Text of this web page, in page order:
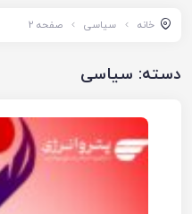
خانه سیاسی صفحه 2
دسته: سیاسی